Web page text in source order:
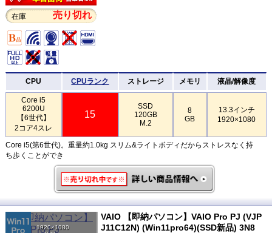
在庫 売り切れ
CPU CPUランク ストレージ メモリ 液晶/解像度
Core i5
6200U
【6世代】
2コア4スレ
15
SSD
120GB
M.2
8
GB
13.3インチ
1920×1080
Core i5(第6世代)。重量約1.0kg スリム&ライトボディだからストレスなく持
ち歩くことができ
1920×1080
VAIO 【即納パソコン】VAIO Pro PJ (VJP
J11C12N) (Win11pro64)(SSD新品) 3N8